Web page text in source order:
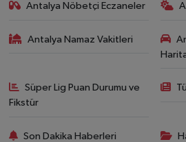
Antalya Nöbetçi Eczaneler
Antalya Namaz Vakitleri
Süper Lig Puan Durumu ve
Fikstür
Son Dakika Haberleri